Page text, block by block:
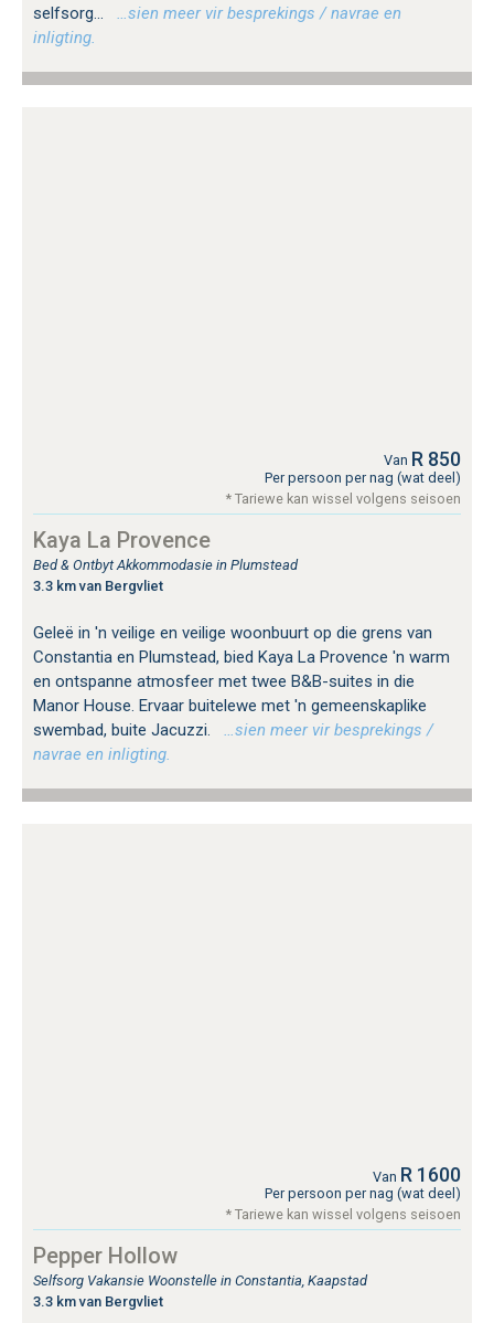
selfsorg...
…sien meer vir besprekings / navrae en
inligting.
Van R 850
Per persoon per nag (wat deel)
* Tariewe kan wissel volgens seisoen
Kaya La Provence
Bed & Ontbyt Akkommodasie in Plumstead
3.3 km van Bergvliet
Geleë in 'n veilige en veilige woonbuurt op die grens van
Constantia en Plumstead, bied Kaya La Provence 'n warm
en ontspanne atmosfeer met twee B&B-suites in die
Manor House. Ervaar buitelewe met 'n gemeenskaplike
swembad, buite Jacuzzi.
…sien meer vir besprekings /
navrae en inligting.
Van R 1600
Per persoon per nag (wat deel)
* Tariewe kan wissel volgens seisoen
Pepper Hollow
Selfsorg Vakansie Woonstelle in Constantia, Kaapstad
3.3 km van Bergvliet